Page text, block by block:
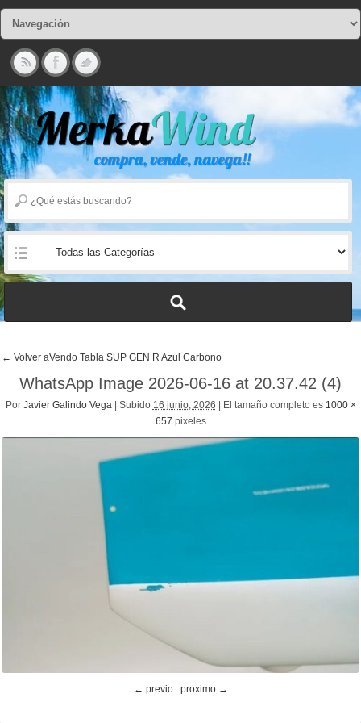
← Volver aVendo Tabla SUP GEN R Azul Carbono
WhatsApp Image 2026-06-16 at 20.37.42 (4)
Por Javier Galindo Vega Subido 16 junio, 2026 El tamaño completo es 1000 ×
657 pixeles
← previo proximo →